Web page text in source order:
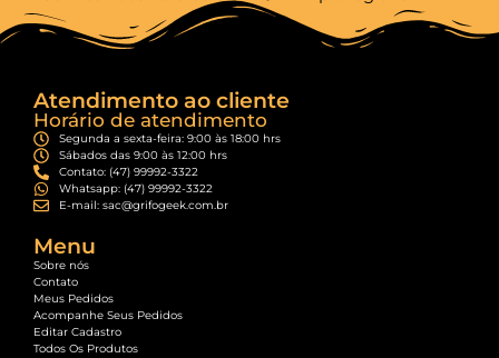
Atendimento ao cliente
Horário de atendimento
Segunda a sexta-feira: 9:00 às 18:00 hrs
Sábados das 9:00 às 12:00 hrs
Contato: (47) 99992-3322
Whatsapp: (47) 99992-3322
E-mail: sac@grifogeek.com.br
Menu
Sobre nós
Contato
Meus Pedidos
Acompanhe Seus Pedidos
Editar Cadastro
Todos Os Produtos